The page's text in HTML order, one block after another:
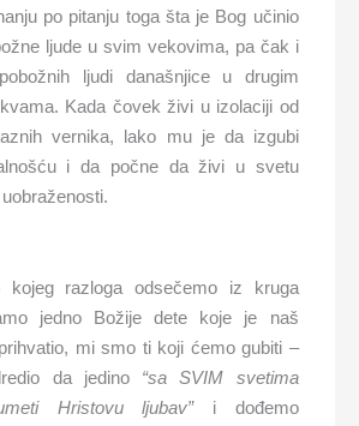
po pitanju toga šta je Bog učinio
ljude u svim vekovima, pa čak i
ljudi današnjice u drugim
Kada čovek živi u izolaciji od
vernika, lako mu je da izgubi
i da počne da živi u svetu
razloga odsečemo iz kruga
jedno Božije dete koje je naš
mi smo ti koji ćemo gubiti –
da jedino “sa SVIM svetima
Hristovu ljubav” i dođemo